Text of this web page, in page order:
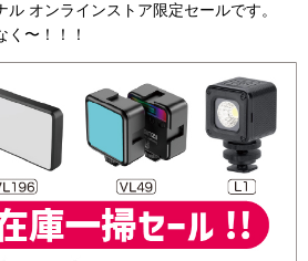
オンラインストア限定セールです。
〜！！！